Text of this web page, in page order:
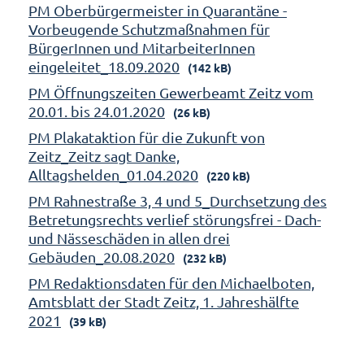
PM Oberbürgermeister in Quarantäne -
Vorbeugende Schutzmaßnahmen für
BürgerInnen und MitarbeiterInnen
eingeleitet_18.09.2020
(142 kB)
PM Öffnungszeiten Gewerbeamt Zeitz vom
20.01. bis 24.01.2020
(26 kB)
PM Plakataktion für die Zukunft von
Zeitz_Zeitz sagt Danke,
Alltagshelden_01.04.2020
(220 kB)
PM Rahnestraße 3, 4 und 5_Durchsetzung des
Betretungsrechts verlief störungsfrei - Dach-
und Nässeschäden in allen drei
Gebäuden_20.08.2020
(232 kB)
PM Redaktionsdaten für den Michaelboten,
Amtsblatt der Stadt Zeitz, 1. Jahreshälfte
2021
(39 kB)